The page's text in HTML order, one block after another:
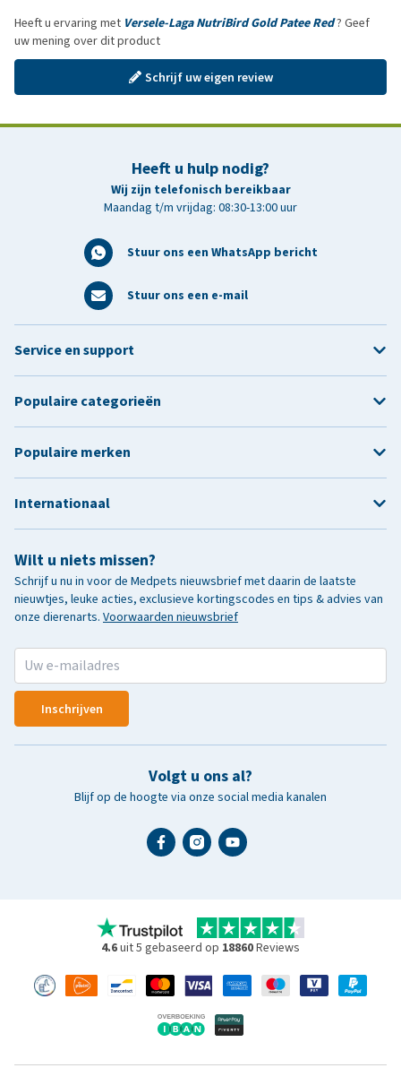
Heeft u ervaring met Versele-Laga NutriBird Gold Patee Red? Geef
uw mening over dit product
Schrijf uw eigen review
Heeft u hulp nodig?
Wij zijn telefonisch bereikbaar
Maandag t/m vrijdag: 08:30-13:00 uur
Stuur ons een WhatsApp bericht
Stuur ons een e-mail
Wilt u niets missen?
Schrijf u nu in voor de Medpets nieuwsbrief met daarin de laatste
nieuwtjes, leuke acties, exclusieve kortingscodes en tips & advies van
onze dierenarts. Voorwaarden nieuwsbrief
Inschrijven
Volgt u ons al?
Blijf op de hoogte via onze social media kanalen
Service en support
Populaire categorieën
Populaire merken
Internationaal
4.6uit 5 gebaseerd op 18860Reviews